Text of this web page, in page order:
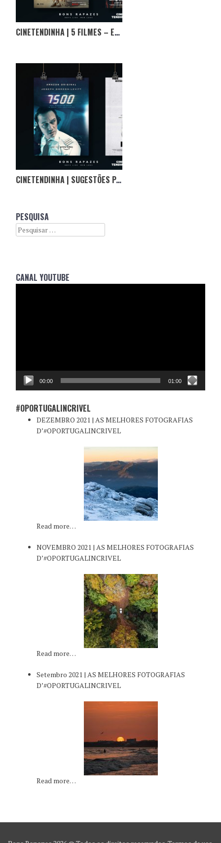
CINETENDINHA | 5 FILMES – ESPECIAL ÓSCARES
CINETENDINHA | SUGESTÕES PARA UM DOS ÚLTIMOS FINS-DE-SEMANA CONFINADOS
PESQUISA
Search
CANAL YOUTUBE
00:00 01:00
#OPORTUGALINCRIVEL
DEZEMBRO 2021 | AS MELHORES FOTOGRAFIAS
D’#OPORTUGALINCRIVEL
Read more…
NOVEMBRO 2021 | AS MELHORES FOTOGRAFIAS
D’#OPORTUGALINCRIVEL
Read more…
Setembro 2021 | AS MELHORES FOTOGRAFIAS
D’#OPORTUGALINCRIVEL
Read more…